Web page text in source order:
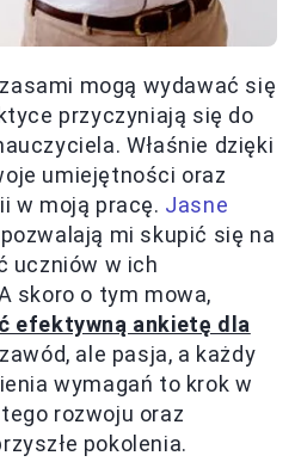
mogą wydawać się
przyczyniają się do
Właśnie dzięki
umiejętności oraz
w moją pracę. Jasne
pozwalają mi skupić się na
uczniów w ich
skoro o tym mowa,
efektywną ankietę dla
ale pasja, a każdy
wymagań to krok w
rozwoju oraz
pokolenia.